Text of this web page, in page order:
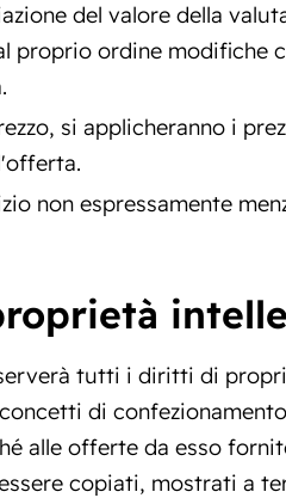
del valore della
proprio ordine
si applicheranno i
non espressamente
tutti i diritti di
di
alle offerte da esso
copiati, mostrati a